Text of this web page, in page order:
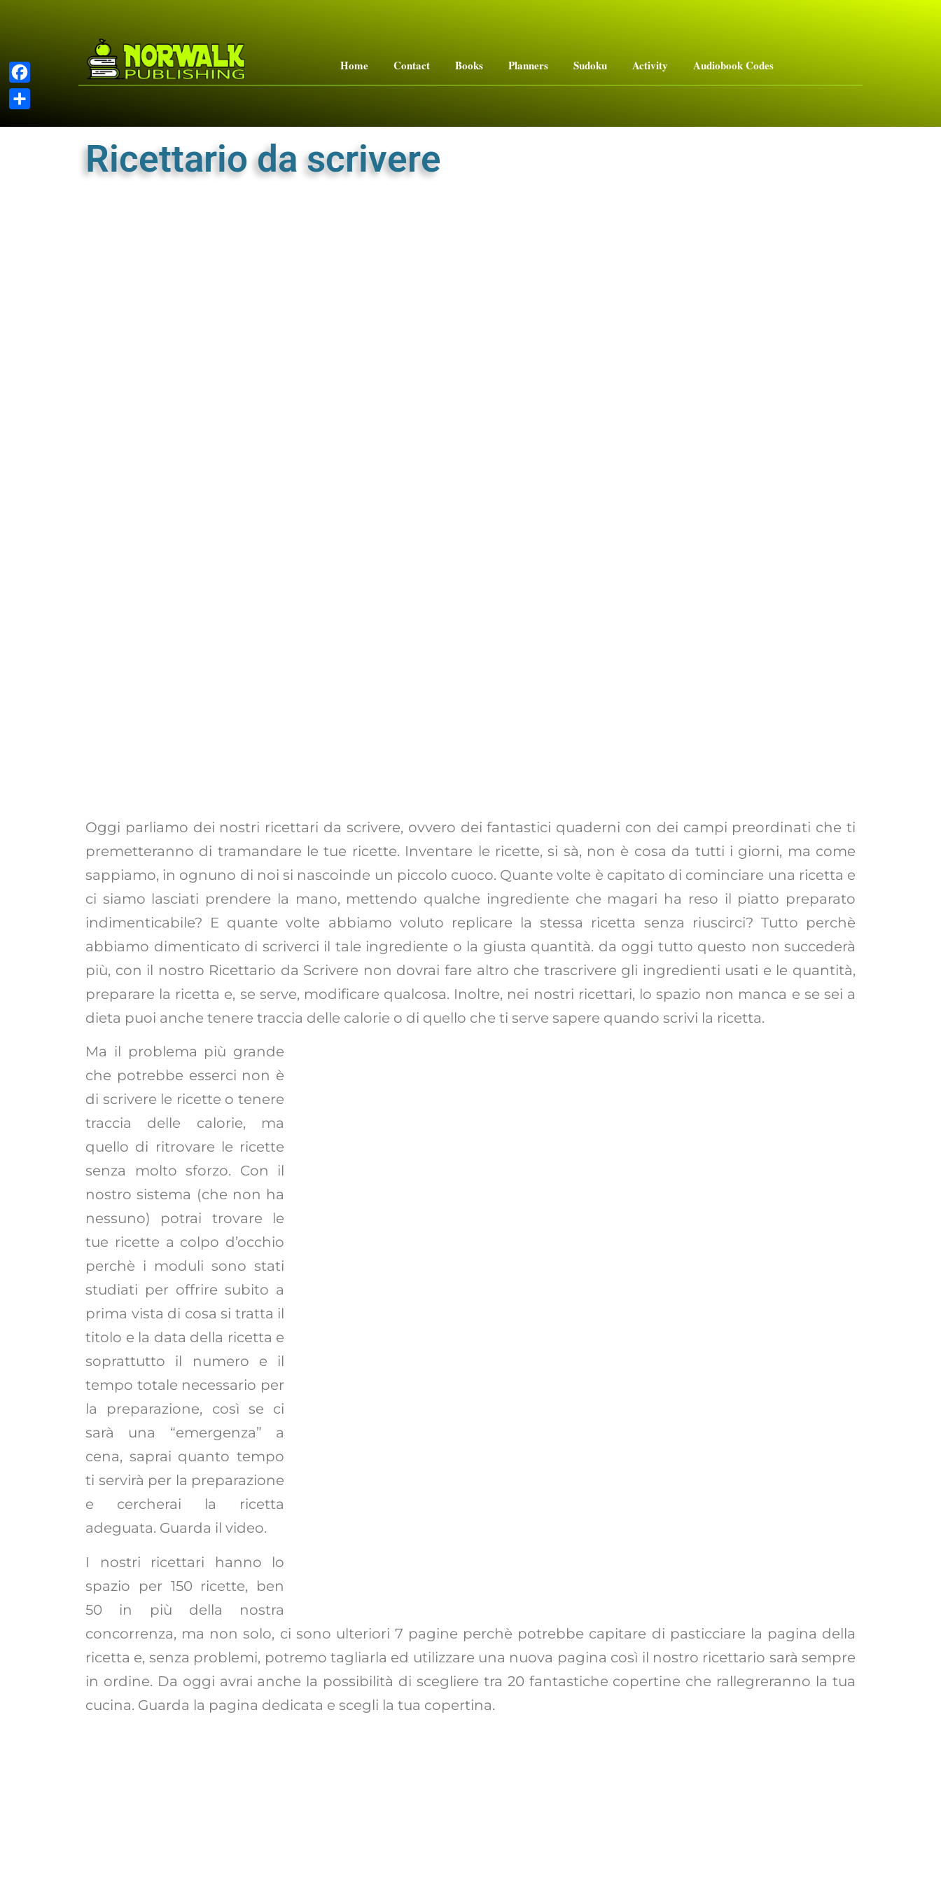
Home Contact Books Planners Sudoku Activity Audiobook Codes
Ricettario da scrivere
Oggi parliamo dei nostri ricettari da scrivere, ovvero dei fantastici quaderni con dei campi preordinati che ti
premetteranno di tramandare le tue ricette. Inventare le ricette, si sà, non è cosa da tutti i giorni, ma come
sappiamo, in ognuno di noi si nascoinde un piccolo cuoco. Quante volte è capitato di cominciare una ricetta e
ci siamo lasciati prendere la mano, mettendo qualche ingrediente che magari ha reso il piatto preparato
indimenticabile? E quante volte abbiamo voluto replicare la stessa ricetta senza riuscirci? Tutto perchè
abbiamo dimenticato di scriverci il tale ingrediente o la giusta quantità. da oggi tutto questo non succederà
più, con il nostro Ricettario da Scrivere non dovrai fare altro che trascrivere gli ingredienti usati e le quantità,
preparare la ricetta e, se serve, modificare qualcosa. Inoltre, nei nostri ricettari, lo spazio non manca e se sei a
dieta puoi anche tenere traccia delle calorie o di quello che ti serve sapere quando scrivi la ricetta.
Ma il problema più grande
che potrebbe esserci non è
di scrivere le ricette o tenere
traccia delle calorie, ma
quello di ritrovare le ricette
senza molto sforzo. Con il
nostro sistema (che non ha
nessuno) potrai trovare le
tue ricette a colpo d’occhio
perchè i moduli sono stati
studiati per offrire subito a
prima vista di cosa si tratta il
titolo e la data della ricetta e
soprattutto il numero e il
tempo totale necessario per
la preparazione, così se ci
sarà una “emergenza” a
cena, saprai quanto tempo
ti servirà per la preparazione
e cercherai la ricetta
adeguata. Guarda il video.
I nostri ricettari hanno lo
spazio per 150 ricette, ben
50 in più della nostra
concorrenza, ma non solo, ci sono ulteriori 7 pagine perchè potrebbe capitare di pasticciare la pagina della
ricetta e, senza problemi, potremo tagliarla ed utilizzare una nuova pagina così il nostro ricettario sarà sempre
in ordine. Da oggi avrai anche la possibilità di scegliere tra 20 fantastiche copertine che rallegreranno la tua
cucina. Guarda la pagina dedicata e scegli la tua copertina.
Facebook